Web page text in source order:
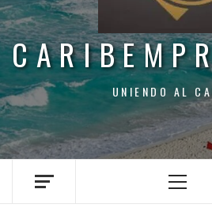
UNIENDO AL
Menu